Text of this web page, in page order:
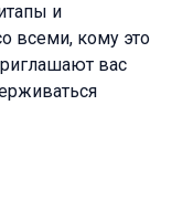
и
всеми, кому это
вас